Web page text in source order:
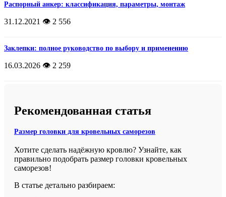
Распорный анкер: классификация, параметры, монтаж
31.12.2021 👁️ 2 556
Заклепки: полное руководство по выбору и применению
16.03.2026 👁️ 2 259
Рекомендованная статья
Размер головки для кровельных саморезов
Хотите сделать надёжную кровлю? Узнайте, как
правильно подобрать размер головки кровельных
саморезов!
В статье детально разбираем: